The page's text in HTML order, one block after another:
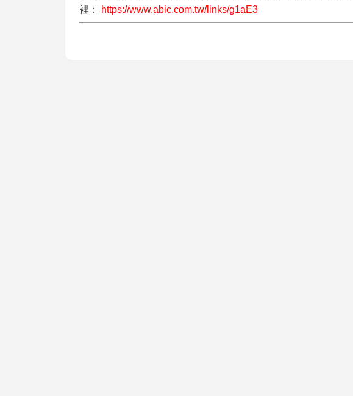
裡：
https://www.abic.com.tw/links/g1aE3